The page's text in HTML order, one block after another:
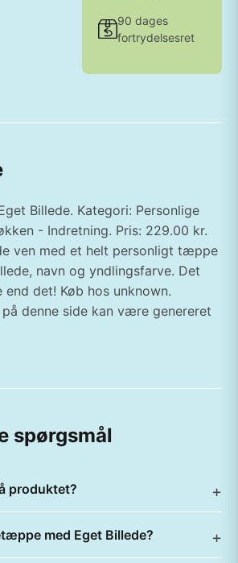
90 dages
fortrydelsesret
Billede. Kategori: Personlige
- Indretning. Pris: 229.00 kr.
ven med et helt personligt tæppe
navn og yndlingsfarve. Det
det! Køb hos unknown.
denne side kan være genereret
spørgsmål
produktet?
med Eget Billede?